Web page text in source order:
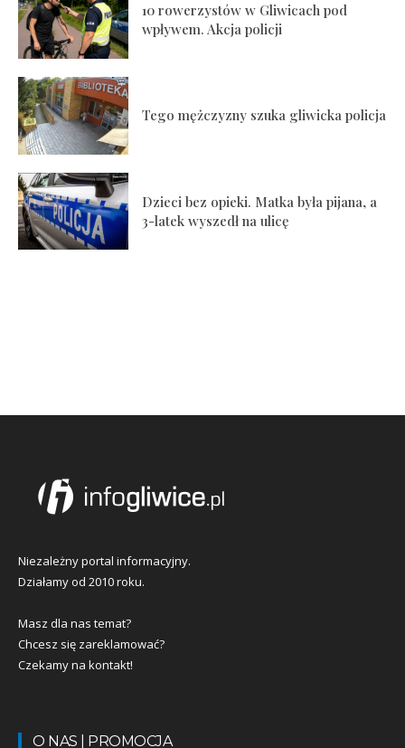
10 rowerzystów w Gliwicach pod
wpływem. Akcja policji
Tego mężczyzny szuka gliwicka policja
Dzieci bez opieki. Matka była pijana, a
3-latek wyszedł na ulicę
Niezależny portal informacyjny.
Działamy od 2010 roku.
Masz dla nas temat?
Chcesz się zareklamować?
Czekamy na kontakt!
O NAS | PROMOCJA